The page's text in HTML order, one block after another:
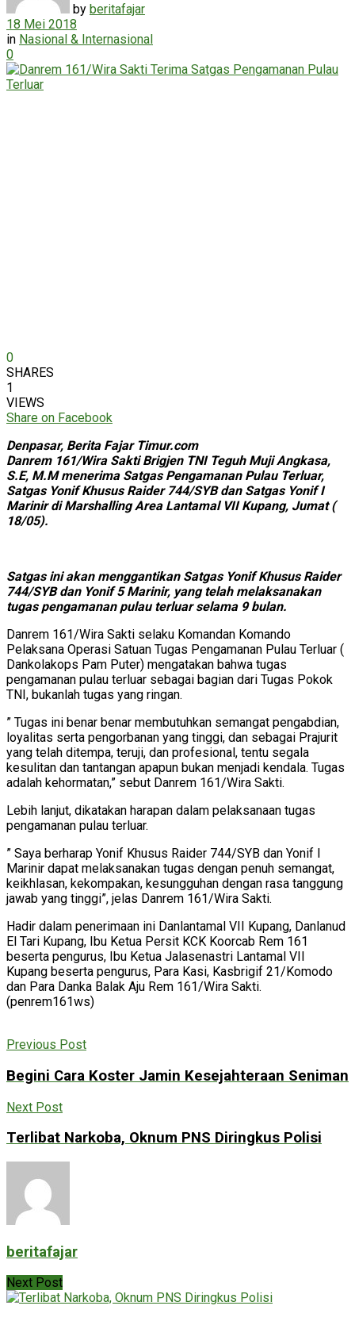
by beritafajar
18 Mei 2018
in Nasional & Internasional
0
0
SHARES
1
VIEWS
Share on Facebook
Denpasar, Berita Fajar Timur.com
Danrem 161/Wira Sakti Brigjen TNI Teguh Muji Angkasa,
S.E, M.M menerima Satgas Pengamanan Pulau Terluar,
Satgas Yonif Khusus Raider 744/SYB dan Satgas Yonif I
Marinir di Marshalling Area Lantamal VII Kupang, Jumat (
18/05).
Satgas ini akan menggantikan Satgas Yonif Khusus Raider
744/SYB dan Yonif 5 Marinir, yang telah melaksanakan
tugas pengamanan pulau terluar selama 9 bulan.
Danrem 161/Wira Sakti selaku Komandan Komando
Pelaksana Operasi Satuan Tugas Pengamanan Pulau Terluar (
Dankolakops Pam Puter) mengatakan bahwa tugas
pengamanan pulau terluar sebagai bagian dari Tugas Pokok
TNI, bukanlah tugas yang ringan.
” Tugas ini benar benar membutuhkan semangat pengabdian,
loyalitas serta pengorbanan yang tinggi, dan sebagai Prajurit
yang telah ditempa, teruji, dan profesional, tentu segala
kesulitan dan tantangan apapun bukan menjadi kendala. Tugas
adalah kehormatan,” sebut Danrem 161/Wira Sakti.
Lebih lanjut, dikatakan harapan dalam pelaksanaan tugas
pengamanan pulau terluar.
” Saya berharap Yonif Khusus Raider 744/SYB dan Yonif I
Marinir dapat melaksanakan tugas dengan penuh semangat,
keikhlasan, kekompakan, kesungguhan dengan rasa tanggung
jawab yang tinggi”, jelas Danrem 161/Wira Sakti.
Hadir dalam penerimaan ini Danlantamal VII Kupang, Danlanud
El Tari Kupang, Ibu Ketua Persit KCK Koorcab Rem 161
beserta pengurus, Ibu Ketua Jalasenastri Lantamal VII
Kupang beserta pengurus, Para Kasi, Kasbrigif 21/Komodo
dan Para Danka Balak Aju Rem 161/Wira Sakti.
(penrem161ws)
Previous Post
Begini Cara Koster Jamin Kesejahteraan Seniman
Next Post
Terlibat Narkoba, Oknum PNS Diringkus Polisi
beritafajar
Next Post